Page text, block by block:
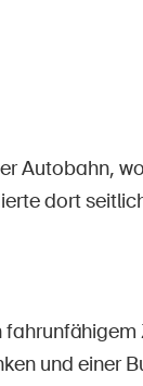
Autobahn,
dort
und einer